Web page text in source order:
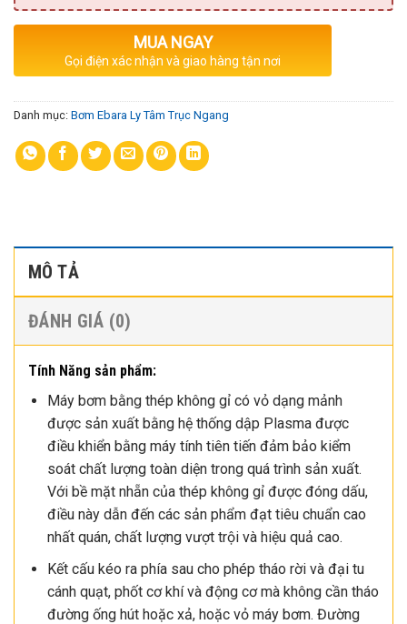
MUA NGAY
Gọi điện xác nhận và giao hàng tận nơi
Danh mục: Bơm Ebara Ly Tâm Trục Ngang
MÔ TẢ
ĐÁNH GIÁ (0)
Tính Năng sản phẩm:
Máy bơm bằng thép không gỉ có vỏ dạng mảnh
được sản xuất bằng hệ thống dập Plasma được
điều khiển bằng máy tính tiên tiến đảm bảo kiểm
soát chất lượng toàn diện trong quá trình sản xuất.
Với bề mặt nhẵn của thép không gỉ được đóng dấu,
điều này dẫn đến các sản phẩm đạt tiêu chuẩn cao
nhất quán, chất lượng vượt trội và hiệu quả cao.
Kết cấu kéo ra phía sau cho phép tháo rời và đại tu
cánh quạt, phốt cơ khí và động cơ mà không cần tháo
đường ống hút hoặc xả, hoặc vỏ máy bơm. Đường